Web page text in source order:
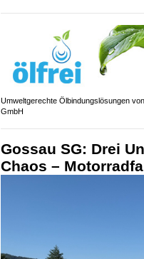
Umweltgerechte Ölbindungslösungen
GmbH
Gossau SG: Drei
Chaos –